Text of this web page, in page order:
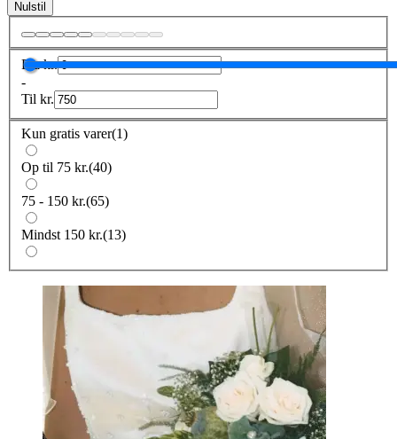
Nulstil
Frakr.
-
Til kr.
Kun gratis varer(1)
Op til 75 kr.(40)
75 - 150 kr.(65)
Mindst 150 kr.(13)